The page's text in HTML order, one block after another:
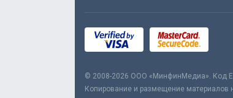
© 2008-2026 ООО «МинфинМедиа». Код
Копирование и размещение материалов